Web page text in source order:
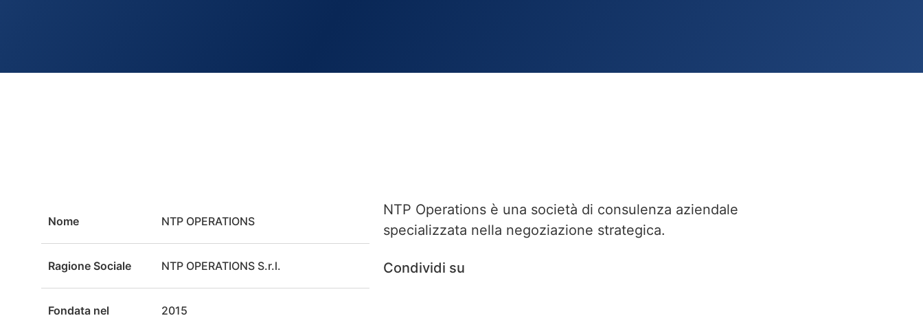
Nome NTP OPERATIONS
Ragione Sociale NTP OPERATIONS S.r.l.
Fondata nel 2015
NTP Operations è una società di consulenza aziendale
specializzata nella negoziazione strategica.
Condividi su